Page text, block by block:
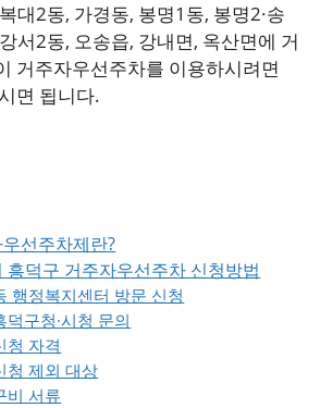
대2동, 가경동, 봉명1동, 봉명2·송
서2동, 오송읍, 강내면, 옥산면에 거
거주자우선주차를 이용하시려면
면 됩니다.
선주차제란?
흥덕구 거주자우선주차 신청방법
행정복지센터 방문 신청
덕구청·시청 문의
청 자격
청 제외 대상
비 서류